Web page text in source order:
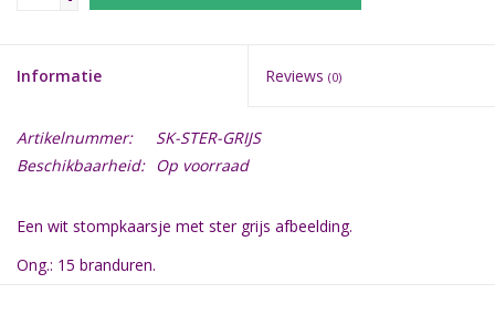
Informatie Reviews (0)
Artikelnummer:
SK-STER-GRIJS
Beschikbaarheid: Op voorraad
Een wit stompkaarsje met ster grijs afbeelding.
Ong.: 15 branduren.